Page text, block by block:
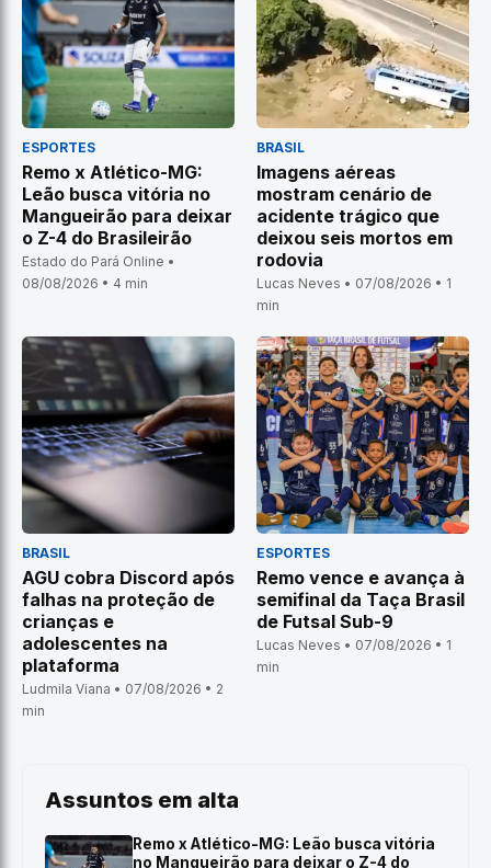
ESPORTES
Remo x Atlético-MG:
Leão busca vitória no
Mangueirão para deixar
o Z-4 do Brasileirão
Estado do Pará Online •
08/08/2026 • 4 min
BRASIL
Imagens aéreas
mostram cenário de
acidente trágico que
deixou seis mortos em
rodovia
Lucas Neves • 07/08/2026 • 1
min
BRASIL
AGU cobra Discord após
falhas na proteção de
crianças e
adolescentes na
plataforma
Ludmila Viana • 07/08/2026 • 2
min
ESPORTES
Remo vence e avança à
semifinal da Taça Brasil
de Futsal Sub-9
Lucas Neves • 07/08/2026 • 1
min
Assuntos em alta
Remo x Atlético-MG: Leão busca vitória
no Mangueirão para deixar o Z-4 do